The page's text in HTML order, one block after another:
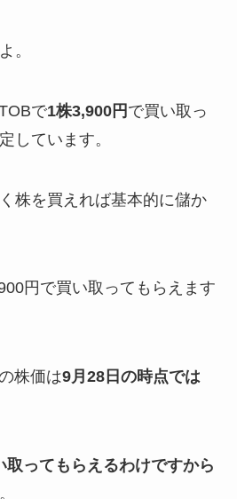
。
で1株3,900円 で買い取っ
しています。
株を買えれば基本的に儲か
円で買い取ってもらえます
株価は9月28日の時点では
取ってもらえるわけですから